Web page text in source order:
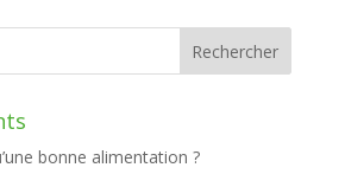
bonne alimentation ?